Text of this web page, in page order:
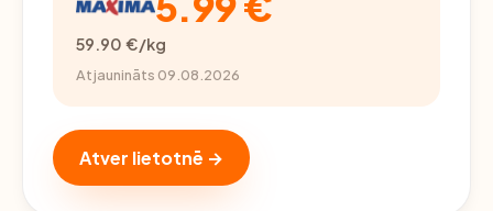
59.90 €/kg
Atjaunināts 09.08.2026
Atver lietotnē →